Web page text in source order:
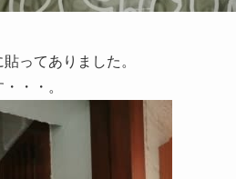
ってありました。
・・。